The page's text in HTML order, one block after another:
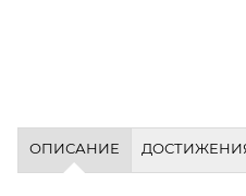
ОПИСАНИЕ